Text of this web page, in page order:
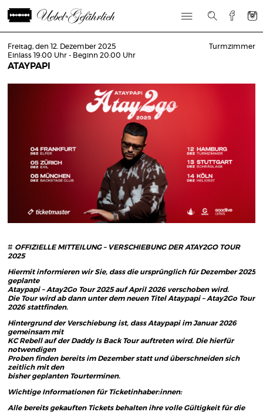
Freitag, den 12. Dezember 2025
Einlass 19:00 Uhr - Beginn 20:00 Uhr
ATAYPAPI
Turmzimmer
# OFFIZIELLE MITTEILUNG – VERSCHIEBUNG DER ATAY2GO TOUR
2025
Hiermit informieren wir Sie, dass die ursprünglich für Dezember 2025
geplante
Ataypapi – Atay2Go Tour 2025 auf April 2026 verschoben wird.
Die Tour wird ab dann unter dem neuen Titel Ataypapi – Atay2Go Tour
2026 stattfinden.
Hintergrund der Verschiebung ist, dass Ataypapi im Januar 2026
gemeinsam mit
KC Rebell auf der Daddy Is Back Tour auftreten wird. Die hierfür
notwendigen
Proben finden bereits im Dezember statt und überschneiden sich
zeitlich mit den
bisher geplanten Tourterminen.
Wichtige Informationen für Ticketinhaber:innen:
Alle bereits gekauften Tickets behalten ihre volle Gültigkeit für die